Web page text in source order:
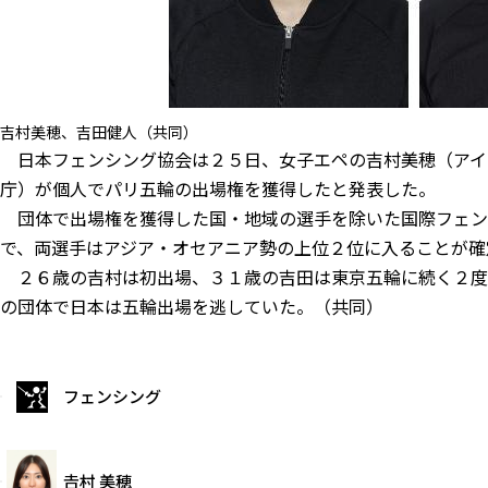
吉村美穂、吉田健人（共同）
日本フェンシング協会は２５日、女子エペの吉村美穂（ア
庁）が個人でパリ五輪の出場権を獲得したと発表した。
団体で出場権を獲得した国・地域の選手を除いた国際フェ
で、両選手はアジア・オセアニア勢の上位２位に入ることが
２６歳の吉村は初出場、３１歳の吉田は東京五輪に続く２
の団体で日本は五輪出場を逃していた。（共同）
フェンシング
𠮷村 美穂